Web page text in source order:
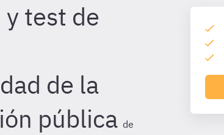
test de
de la
pública de